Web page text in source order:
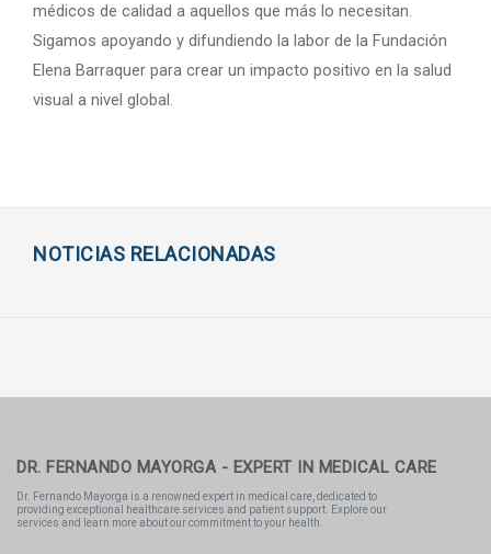
médicos de calidad a aquellos que más lo necesitan.
Sigamos apoyando y difundiendo la labor de la Fundación
Elena Barraquer para crear un impacto positivo en la salud
visual a nivel global.
NOTICIAS RELACIONADAS
DR. FERNANDO MAYORGA - EXPERT IN MEDICAL CARE
Dr. Fernando Mayorga is a renowned expert in medical care, dedicated to
providing exceptional healthcare services and patient support. Explore our
services and learn more about our commitment to your health.